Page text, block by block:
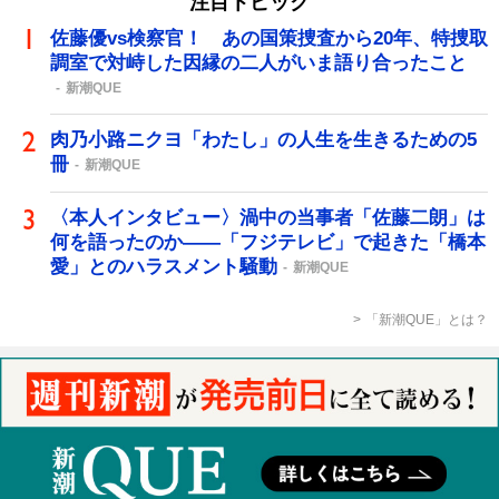
佐藤優vs検察官！ あの国策捜査から20年、特捜取
調室で対峙した因縁の二人がいま語り合ったこと
新潮QUE
肉乃小路ニクヨ「わたし」の人生を生きるための5
冊
新潮QUE
〈本人インタビュー〉渦中の当事者「佐藤二朗」は
何を語ったのか――「フジテレビ」で起きた「橋本
愛」とのハラスメント騒動
新潮QUE
「新潮QUE」とは？